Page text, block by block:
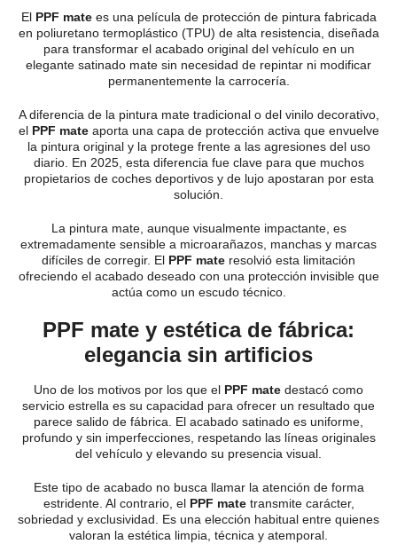
El PPF matees una película de protección de pintura fabricada
en poliuretano termoplástico (TPU) de alta resistencia, diseñada
para transformar el acabado original del vehículo en un
elegante satinado mate sin necesidad de repintar ni modificar
permanentemente la carrocería.
A diferencia de la pintura mate tradicional o del vinilo decorativo,
el PPF mateaporta una capa de protección activa que envuelve
la pintura original y la protege frente a las agresiones del uso
diario. En 2025, esta diferencia fue clave para que muchos
propietarios de coches deportivos y de lujo apostaran por esta
solución.
La pintura mate, aunque visualmente impactante, es
extremadamente sensible a microarañazos, manchas y marcas
difíciles de corregir. El PPF mate resolvió esta limitación
ofreciendo el acabado deseado con una protección invisible que
actúa como un escudo técnico.
PPF mate y estética de fábrica:
elegancia sin artificios
Uno de los motivos por los que el PPF mate destacó como
servicio estrella es su capacidad para ofrecer un resultado que
parece salido de fábrica. El acabado satinado es uniforme,
profundo y sin imperfecciones, respetando las líneas originales
del vehículo y elevando su presencia visual.
Este tipo de acabado no busca llamar la atención de forma
estridente. Al contrario, el PPF matetransmite carácter,
sobriedad y exclusividad. Es una elección habitual entre quienes
valoran la estética limpia, técnica y atemporal.